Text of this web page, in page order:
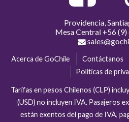
Providencia,
Mesa Central +56
Acerca de GoChile Contáctanos
Políticas de
Tarifas en pesos Chilenos (CLP)
(USD) no incluyen IVA. Pasajeros
están exentos del pago de IVA,